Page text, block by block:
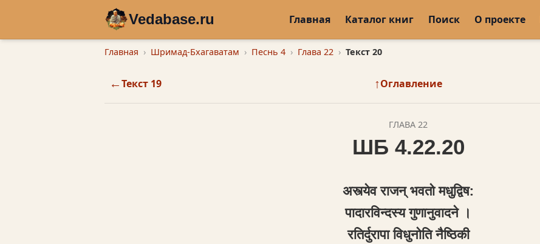
Vedabase.ru Главная Каталог книг Поиск О проекте
Главная Шримад-Бхагаватам Песнь 4 Глава 22 Текст 20
←Текст 19 ↑Оглавление
ГЛАВА 22
ШБ 4.22.20
अस्त्येव राजन् भवतो मधुद्विष:
पादारविन्दस्य गुणानुवादने ।
रतिर्दुरापा विधुनोति नैष्ठिकी